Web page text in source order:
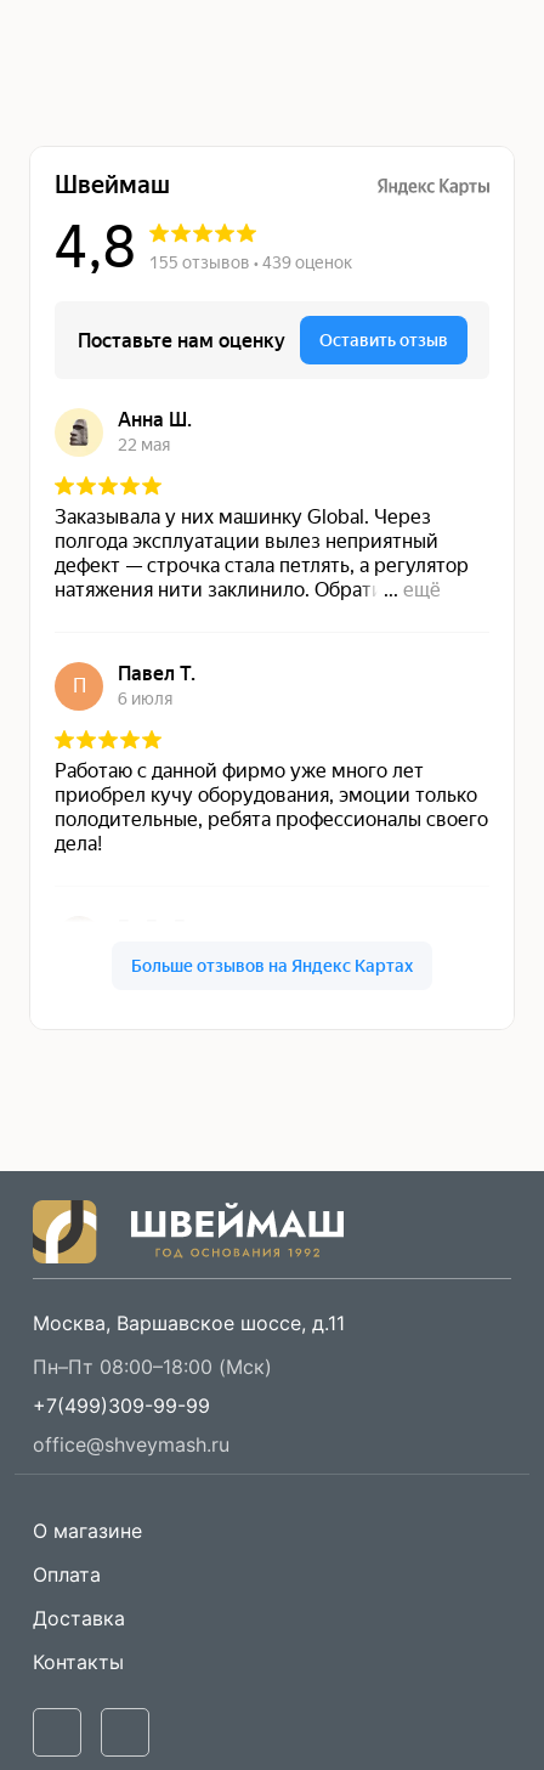
Москва, Варшавское шоссе, д.11
Пн–Пт 08:00–18:00 (Мск)
+7(499)309-99-99
office@shveymash.ru
О магазине
Оплата
Доставка
Контакты